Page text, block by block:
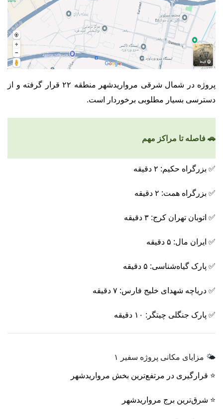
پروژه در شمال شرقی مرواریدشهر منطقه ۲۲ قرار گرفته و از
دسترسی بسیار مطلوبی برخوردار است.
🚗 فاصله تا مراکز مهم
✅ بزرگراه حکیم: ۲ دقیقه
✅ بزرگراه همت: ۲ دقیقه
✅ اتوبان تهران کرج: ۳ دقیقه
✅ ایران مال: ۵ دقیقه
✅ پارک گیاه‌شناسی: ۵ دقیقه
✅ دریاچه شهدای خلیج فارس: ۷ دقیقه
✅ پارک جنگلی چیتگر: ۱۰ دقیقه
🌤 مزایای مکانی پروژه سفیر ۱
⭐ قرارگیری در مرتفع‌ترین بخش مرواریدشهر
⭐ شرق‌ترین برج مرواریدشهر